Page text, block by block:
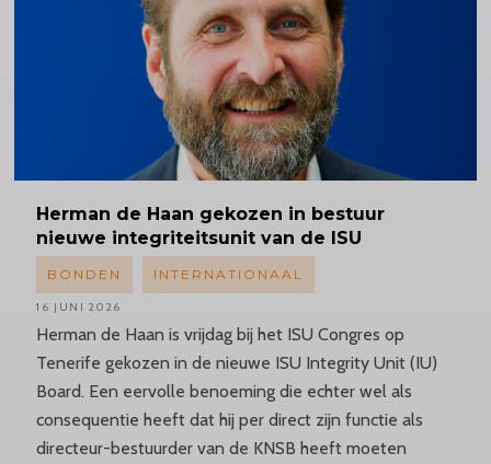
Herman de Haan gekozen in bestuur
nieuwe integriteitsunit van de ISU
Herman de Haan is vrijdag bij het ISU Congres op
Tenerife gekozen in de nieuwe ISU Integrity Unit (IU)
Board. Een eervolle benoeming die echter wel als
consequentie heeft dat hij per direct zijn functie als
directeur-bestuurder van de KNSB heeft moeten
BONDEN INTERNATIONAAL
16 JUNI 2026